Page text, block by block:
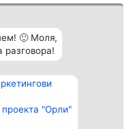
🙂 Моля,
разговора!
"Орли"
Контакти